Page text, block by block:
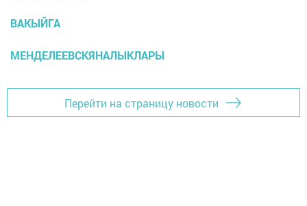
ВАКЫЙГА
МЕНДЕЛЕЕВСКЯНАЛЫКЛАРЫ
Перейти на страницу новости